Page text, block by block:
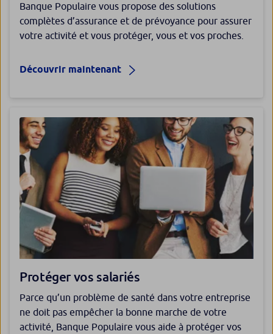
Banque Populaire vous propose des solutions
complètes d’assurance et de prévoyance pour assurer
votre activité et vous protéger, vous et vos proches.
Découvrir maintenant
Protéger vos salariés
Parce qu’un problème de santé dans votre entreprise
ne doit pas empêcher la bonne marche de votre
activité, Banque Populaire vous aide à protéger vos